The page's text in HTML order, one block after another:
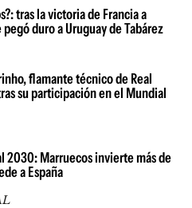
tras la victoria de Francia a
duro a Uruguay de Tabárez
flamante técnico de Real
su participación en el Mundial
2030: Marruecos invierte más de
a España